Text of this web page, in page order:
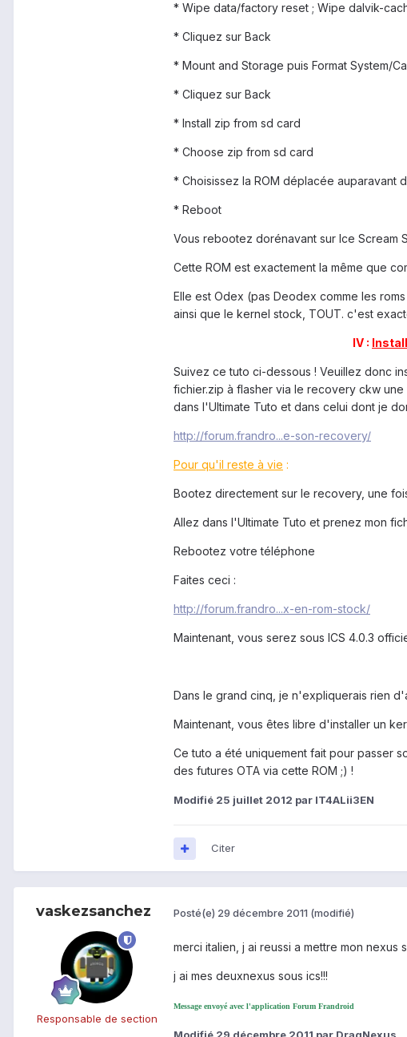
* Wipe data/factory reset ; Wipe dalvik-
* Cliquez sur Back
* Mount and Storage puis Format System/
* Cliquez sur Back
* Install zip from sd card
* Choose zip from sd card
* Choisissez la ROM déplacée auparavant
* Reboot
Vous rebootez dorénavant sur Ice Scream
Cette ROM est exactement la même que
Elle est Odex (pas Deodex comme les
ainsi que le kernel stock, TOUT. c'est
IV :
Suivez ce tuto ci-dessous ! Veuillez donc
fichier.zip à flasher via le recovery ckw
dans l'Ultimate Tuto et dans celui dont je
http://forum.frandro...e-son-recovery/
Pour qu'il reste à vie :
Bootez directement sur le recovery, une
Allez dans l'Ultimate Tuto et prenez mon
Rebootez votre téléphone
Faites ceci :
http://forum.frandro...x-en-rom-stock/
Maintenant, vous serez sous ICS 4.0.3
Dans le grand cinq, je n'expliquerais rien
Maintenant, vous êtes libre d'installer un
Ce tuto a été uniquement fait pour passer
des futures OTA via cette ROM ;) !
Modifié 25 juillet 2012 par IT4ALii3EN
Citer
vaskezsanchez
Responsable de section
Posté(e) 29 décembre 2011 (modifié)
merci italien, j ai reussi a mettre mon nexus
j ai mes deuxnexus sous ics!!!
Message envoyé avec l'application Forum Frandroid